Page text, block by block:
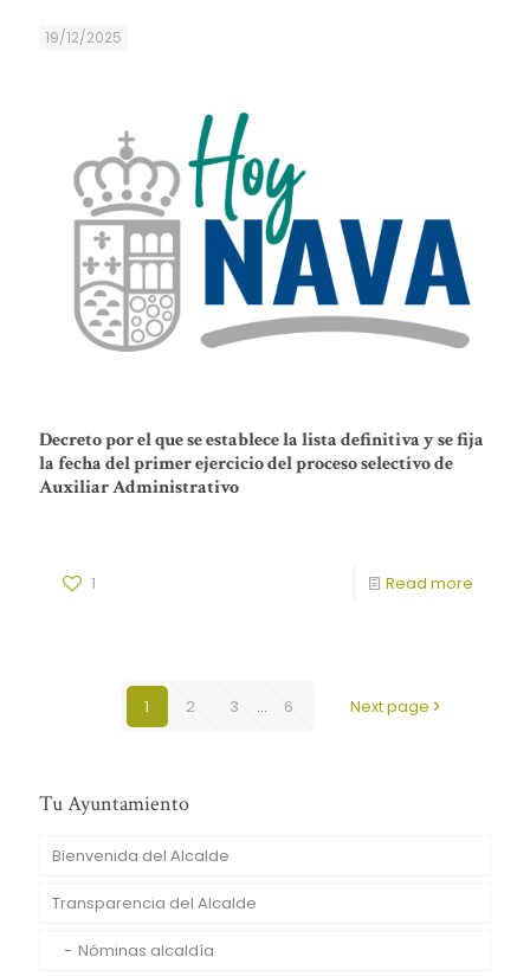
19/12/2025
Decreto por el que se establece la lista definitiva y se fija
la fecha del primer ejercicio del proceso selectivo de
Auxiliar Administrativo
1 Read more
1 2 3 ... 6 Next page
Tu Ayuntamiento
Bienvenida del Alcalde
Transparencia del Alcalde
Nóminas alcaldía